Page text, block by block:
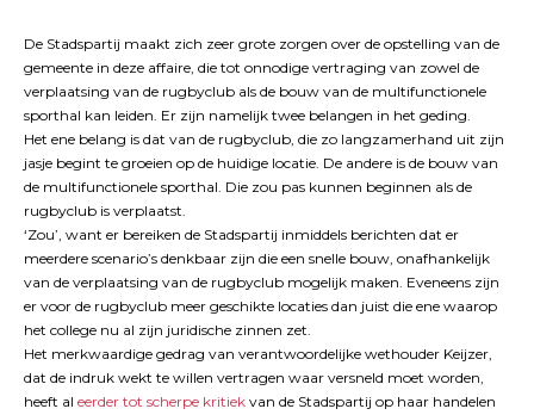
De Stadspartij maakt zich zeer grote zorgen over de opstelling van de
gemeente in deze affaire, die tot onnodige vertraging van zowel de
verplaatsing van de rugbyclub als de bouw van de multifunctionele
sporthal kan leiden. Er zijn namelijk twee belangen in het geding.
Het ene belang is dat van de rugbyclub, die zo langzamerhand uit zijn
jasje begint te groeien op de huidige locatie. De andere is de bouw van
de multifunctionele sporthal. Die zou pas kunnen beginnen als de
rugbyclub is verplaatst.
‘Zou’, want er bereiken de Stadspartij inmiddels berichten dat er
meerdere scenario’s denkbaar zijn die een snelle bouw, onafhankelijk
van de verplaatsing van de rugbyclub mogelijk maken. Eveneens zijn
er voor de rugbyclub meer geschikte locaties dan juist die ene waarop
het college nu al zijn juridische zinnen zet.
Het merkwaardige gedrag van verantwoordelijke wethouder Keijzer,
dat de indruk wekt te willen vertragen waar versneld moet worden,
heeft al eerder tot scherpe kritiek van de Stadspartij op haar handelen